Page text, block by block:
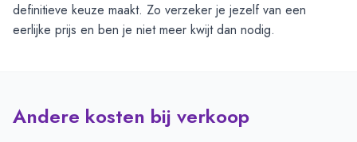
definitieve keuze maakt. Zo verzeker je jezelf van een
eerlijke prijs en ben je niet meer kwijt dan nodig.
Andere kosten bij verkoop